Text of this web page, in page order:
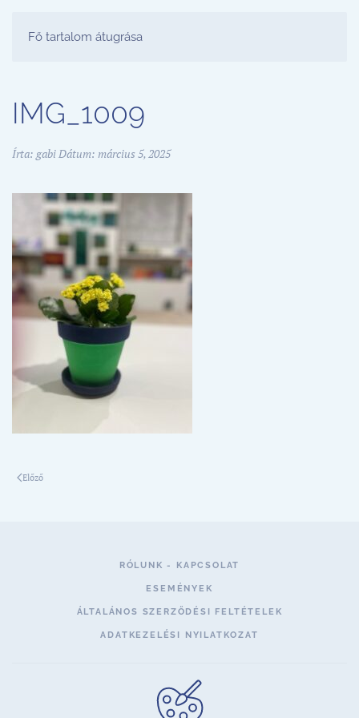
Fő tartalom átugrása
FESTŐ PARTY STÚDIÓ
IMG_1009
Írta: gabiDátum: március 5, 2025
Előző
RÓLUNK - KAPCSOLAT
ESEMÉNYEK
ÁLTALÁNOS SZERZŐDÉSI FELTÉTELEK
ADATKEZELÉSI NYILATKOZAT